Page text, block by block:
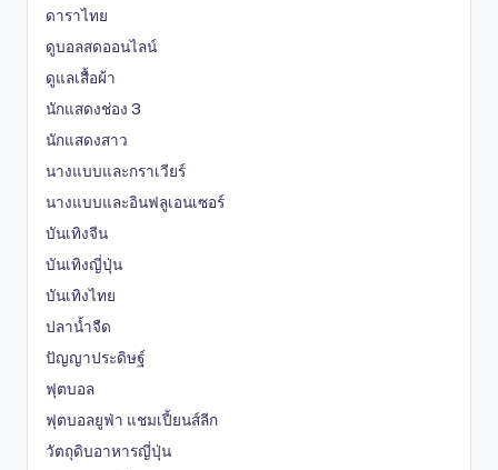
ดาราไทย
ดูบอลสดออนไลน์
ดูแลเสื้อผ้า
นักแสดงช่อง 3
นักแสดงสาว
นางแบบและกราเวียร์
นางแบบและอินฟลูเอนเซอร์
บันเทิงจีน
บันเทิงญี่ปุ่น
บันเทิงไทย
ปลาน้ำจืด
ปัญญาประดิษฐ์
ฟุตบอล
ฟุตบอลยูฟ่า แชมเปี้ยนส์ลีก
วัตถุดิบอาหารญี่ปุ่น